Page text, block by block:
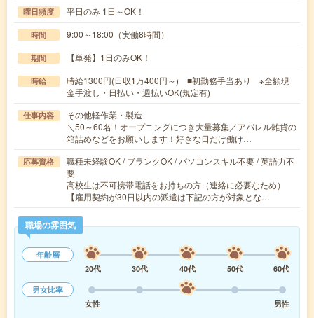
曜日頻度 平日のみ 1日～OK！
時間 9:00～18:00（実働8時間）
期間 【単発】1日のみOK！
時給
時給1300円(日収1万400円～) ■初勤務手当あり ※全額現
金手渡し・日払い・週払いOK(規定有)
仕事内容
その他軽作業・製造
＼50～60名！オープニングにつき大量募集／アパレル雑貨の
箱詰めなどをお願いします！好きな日だけ働け…
応募資格
職種未経験OK / ブランクOK / パソコンスキル不要 / 英語力不
要
高校生は不可携帯電話をお持ちの方（連絡に必要なため）
【雇用契約が30日以内の派遣は下記の方が対象とな…
職場の雰囲気
年齢層
20代
30代 40代 50代
60代
男女比率
女性
男性